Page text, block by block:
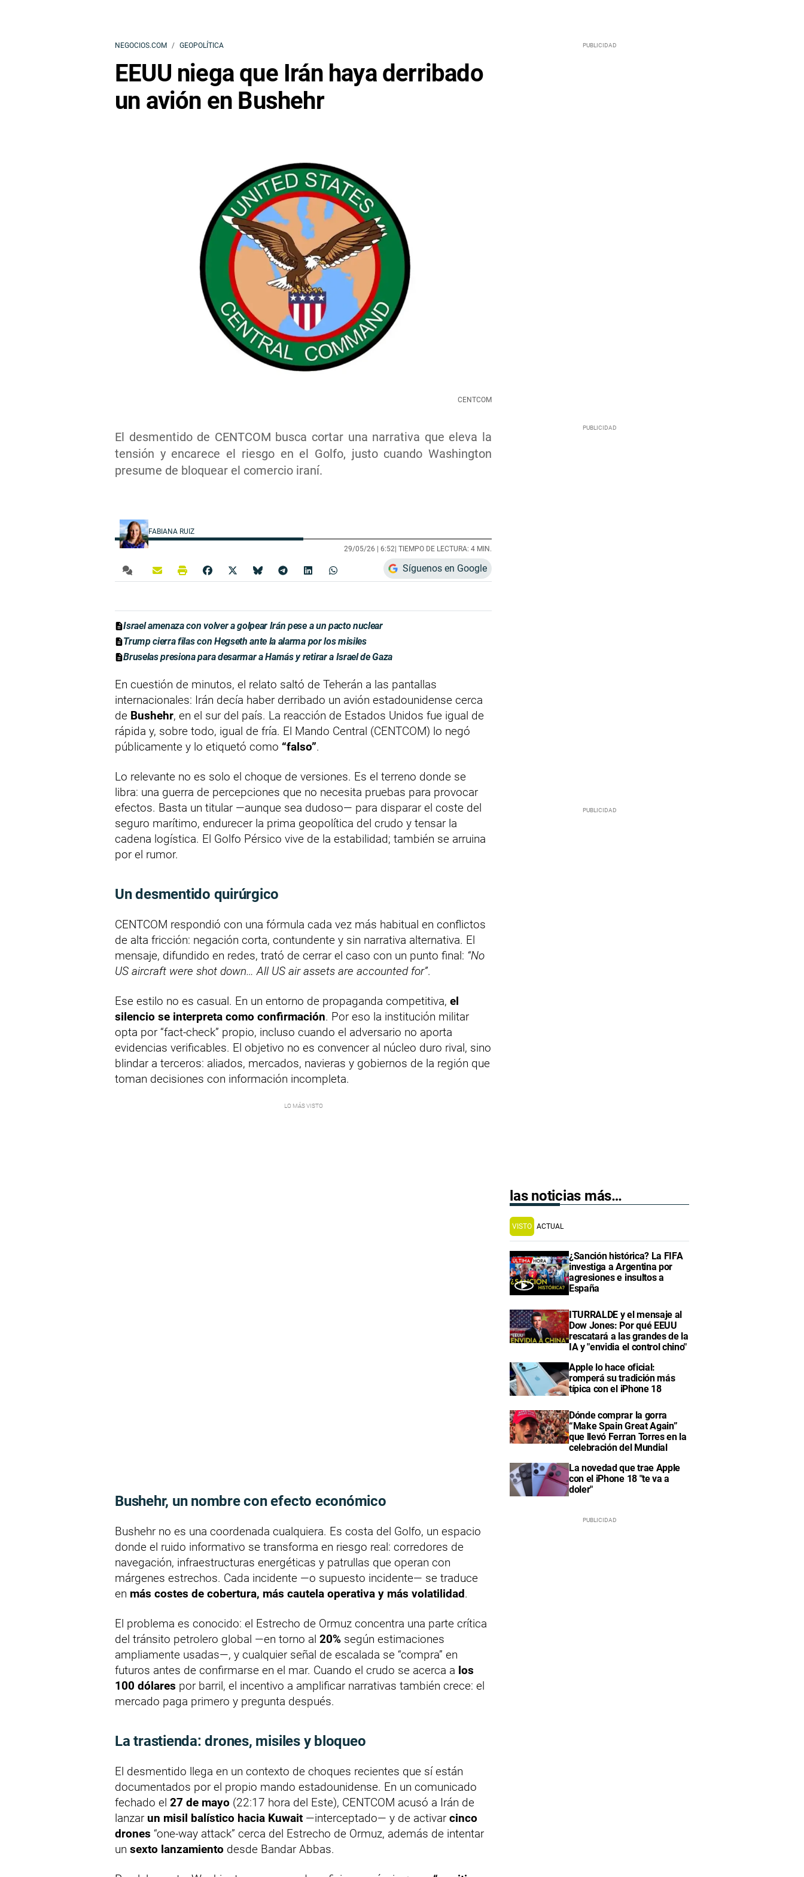
NEGOCIOS.COM GEOPOLÍTICA
EEUU niega que Irán haya derribado
un avión en Bushehr
El desmentido de CENTCOM busca cortar una narrativa que eleva la
tensión y encarece el riesgo en el Golfo, justo cuando Washington
presume de bloquear el comercio iraní.
CENTCOM
FABIANA RUIZ
29/05/26 | 6:52| TIEMPO DE LECTURA: 4 MIN.
Síguenos en Google
Israel amenaza con volver a golpear Irán pese a un pacto nuclear
Trump cierra filas con Hegseth ante la alarma por los misiles
Bruselas presiona para desarmar a Hamás y retirar a Israel de Gaza
En cuestión de minutos, el relato saltó de Teherán a las pantallas
internacionales: Irán decía haber derribado un avión estadounidense cerca
de Bushehr, en el sur del país. La reacción de Estados Unidos fue igual de
rápida y, sobre todo, igual de fría. El Mando Central (CENTCOM) lo negó
públicamente y lo etiquetó como “falso”.
Lo relevante no es solo el choque de versiones. Es el terreno donde se
libra: una guerra de percepciones que no necesita pruebas para provocar
efectos. Basta un titular —aunque sea dudoso— para disparar el coste del
seguro marítimo, endurecer la prima geopolítica del crudo y tensar la
cadena logística. El Golfo Pérsico vive de la estabilidad; también se arruina
por el rumor.
Un desmentido quirúrgico
CENTCOM respondió con una fórmula cada vez más habitual en conflictos
de alta fricción: negación corta, contundente y sin narrativa alternativa. El
mensaje, difundido en redes, trató de cerrar el caso con un punto final: “No
US aircraft were shot down… All US air assets are accounted for”.
Ese estilo no es casual. En un entorno de propaganda competitiva, el
silencio se interpreta como confirmación. Por eso la institución militar
opta por “fact-check” propio, incluso cuando el adversario no aporta
evidencias verificables. El objetivo no es convencer al núcleo duro rival, sino
blindar a terceros: aliados, mercados, navieras y gobiernos de la región que
toman decisiones con información incompleta.
Bushehr, un nombre con efecto económico
Bushehr no es una coordenada cualquiera. Es costa del Golfo, un espacio
donde el ruido informativo se transforma en riesgo real: corredores de
navegación, infraestructuras energéticas y patrullas que operan con
márgenes estrechos. Cada incidente —o supuesto incidente— se traduce
en más costes de cobertura, más cautela operativa y más volatilidad.
El problema es conocido: el Estrecho de Ormuz concentra una parte crítica
del tránsito petrolero global —en torno al 20% según estimaciones
ampliamente usadas—, y cualquier señal de escalada se “compra” en
futuros antes de confirmarse en el mar. Cuando el crudo se acerca a los
100 dólares por barril, el incentivo a amplificar narrativas también crece: el
mercado paga primero y pregunta después.
La trastienda: drones, misiles y bloqueo
El desmentido llega en un contexto de choques recientes que sí están
documentados por el propio mando estadounidense. En un comunicado
fechado el 27 de mayo (22:17 hora del Este), CENTCOM acusó a Irán de
lanzar un misil balístico hacia Kuwait —interceptado— y de activar cinco
drones “one-way attack” cerca del Estrecho de Ormuz, además de intentar
un sexto lanzamiento desde Bandar Abbas.
las noticias más…
VISTO ACTUAL
¿Sanción histórica? La FIFA
investiga a Argentina por
agresiones e insultos a
España
ITURRALDE y el mensaje al
Dow Jones: Por qué EEUU
rescatará a las grandes de la
IA y "envidia el control chino"
Apple lo hace oficial:
romperá su tradición más
típica con el iPhone 18
Dónde comprar la gorra
“Make Spain Great Again”
que llevó Ferran Torres en la
celebración del Mundial
La novedad que trae Apple
con el iPhone 18 "te va a
doler"